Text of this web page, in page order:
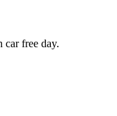
car free day.